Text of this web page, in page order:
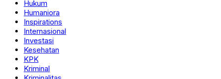
Hukum
Humaniora
Inspirations
Internasional
Investasi
Kesehatan
KPK
Kriminal